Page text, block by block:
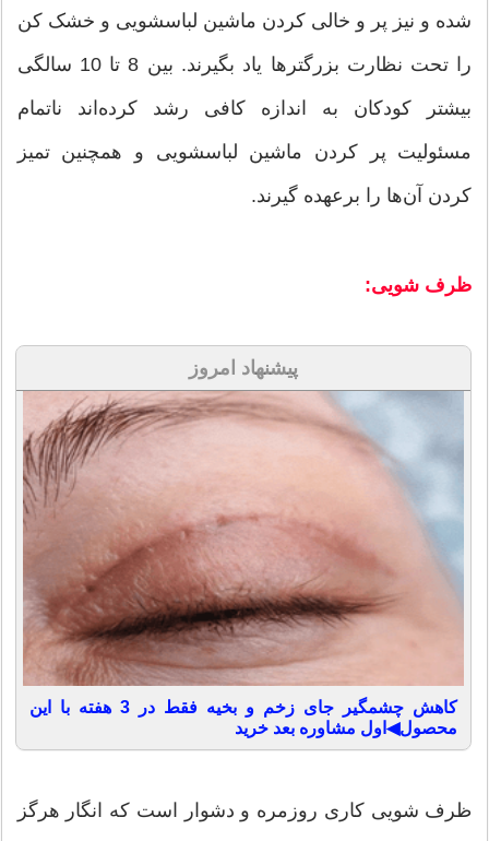
شده و نیز پر و خالی کردن ماشین لباسشویی و خشک کن
را تحت نظارت بزرگتر‌ها یاد بگیرند. بین 8 تا 10 سالگی
بیشتر کودکان به اندازه کافی رشد کرده‌اند ناتمام
مسئولیت پر کردن ماشین لباسشویی و همچنین تمیز
کردن آن‌ها را برعهده گیرند.
ظرف شویی:
پیشنهاد امروز
کاهش چشمگیر جای زخم و بخیه فقط در 3 هفته با این
محصول◀اول مشاوره بعد خرید
ظرف شویی کاری روزمره و دشوار است که انگار هرگز